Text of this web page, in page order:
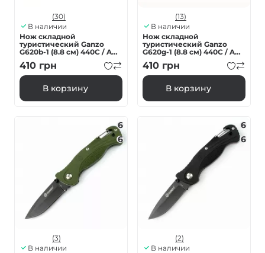
(30)
В наличии
Нож складной
туристический Ganzo
G620b-1 (8.8 см) 440C / ABS
черный
410 грн
В корзину
(13)
В наличии
Нож складной
туристический Ganzo
G620g-1 (8.8 см) 440C / ABS
зеленый
410 грн
В корзину
6
6
(3)
В наличии
6
6
(2)
В наличии